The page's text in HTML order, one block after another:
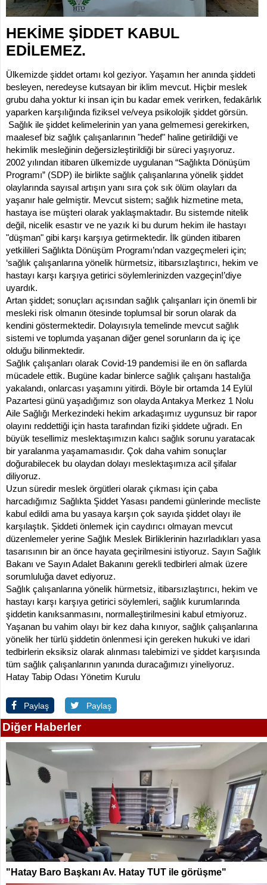
KOMİSYONLAR
İLETİŞİM
HEKİME ŞİDDET KABUL
EDİLEMEZ.
Ülkemizde şiddet ortamı kol geziyor. Yaşamın her anında şiddeti
besleyen, neredeyse kutsayan bir iklim mevcut. Hiçbir meslek
grubu daha yoktur ki insan için bu kadar emek verirken, fedakârlık
yaparken karşılığında fiziksel ve/veya psikolojik şiddet görsün.
Sağlık ile şiddet kelimelerinin yan yana gelmemesi gerekirken,
maalesef biz sağlık çalışanlarının "hedef" haline getirildiği ve
hekimlik mesleğinin değersizleştirildiği bir süreci yaşıyoruz.
2002 yılından itibaren ülkemizde uygulanan “Sağlıkta Dönüşüm
Programı” (SDP) ile birlikte sağlık çalışanlarına yönelik şiddet
olaylarında sayısal artışın yanı sıra çok sık ölüm olayları da
yaşanır hale gelmiştir. Mevcut sistem; sağlık hizmetine meta,
hastaya ise müşteri olarak yaklaşmaktadır. Bu sistemde nitelik
değil, nicelik esastır ve ne yazık ki bu durum hekim ile hastayı
"düşman" gibi karşı karşıya getirmektedir. İlk günden itibaren
yetkilileri Sağlıkta Dönüşüm Programı’ndan vazgeçmeleri için;
‘sağlık çalışanlarına yönelik hürmetsiz, itibarsızlaştırıcı, hekim ve
hastayı karşı karşıya getirici söylemlerinizden vazgeçin!’diye
uyardık.
Artan şiddet; sonuçları açısından sağlık çalışanları için önemli bir
mesleki risk olmanın ötesinde toplumsal bir sorun olarak da
kendini göstermektedir. Dolayısıyla temelinde mevcut sağlık
sistemi ve toplumda yaşanan diğer genel sorunların da iç içe
olduğu bilinmektedir.
Sağlık çalışanları olarak Covid-19 pandemisi ile en ön saflarda
mücadele ettik. Bugüne kadar binlerce sağlık çalışanı hastalığa
yakalandı, onlarcası yaşamını yitirdi. Böyle bir ortamda 14 Eylül
Pazartesi günü yaşadığımız son olayda Antakya Merkez 1 Nolu
Aile Sağlığı Merkezindeki hekim arkadaşımız uygunsuz bir rapor
olayını reddettiği için hasta tarafından fiziki şiddete uğradı. En
büyük tesellimiz meslektaşımızın kalıcı sağlık sorunu yaratacak
bir yaralanma yaşamamasıdır. Çok daha vahim sonuçlar
doğurabilecek bu olaydan dolayı meslektaşımıza acil şifalar
diliyoruz.
Uzun süredir meslek örgütleri olarak çıkması için çaba
harcadığımız Sağlıkta Şiddet Yasası pandemi günlerinde mecliste
kabul edildi ama bu yasaya karşın çok sayıda şiddet olayı ile
karşılaştık. Şiddeti önlemek için caydırıcı olmayan mevcut
düzenlemeler yerine Sağlık Meslek Birliklerinin hazırladıkları yasa
tasarısının bir an önce hayata geçirilmesini istiyoruz. Sayın Sağlık
Bakanı ve Sayın Adalet Bakanını gerekli tedbirleri almak üzere
sorumluluğa davet ediyoruz.
Sağlık çalışanlarına yönelik hürmetsiz, itibarsızlaştırıcı, hekim ve
hastayı karşı karşıya getirici söylemleri, sağlık kurumlarında
şiddetin kanıksanmasını, normalleştirilmesini kabul etmiyoruz.
Yaşanan bu vahim olayı bir kez daha kınıyor, sağlık çalışanlarına
yönelik her türlü şiddetin önlenmesi için gereken hukuki ve idari
tedbirlerin eksiksiz olarak alınması talebimizi ve şiddet karşısında
tüm sağlık çalışanlarının yanında duracağımızı yineliyoruz.
Hatay Tabip Odası Yönetim Kurulu
Paylaş Paylaş
Diğer Haberler
"Hatay Baro Başkanı Av. Hatay TUT ile görüşme"